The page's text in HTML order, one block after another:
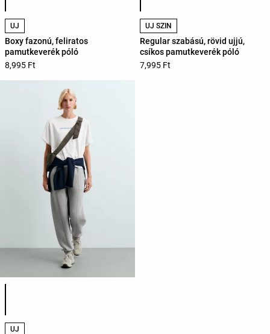
ÚJ
Boxy fazonú, feliratos
pamutkeverék póló
8,995 Ft
ÚJ SZÍN
Regular szabású, rövid ujjú,
csíkos pamutkeverék póló
7,995 Ft
Termékszínek listája
ÚJ